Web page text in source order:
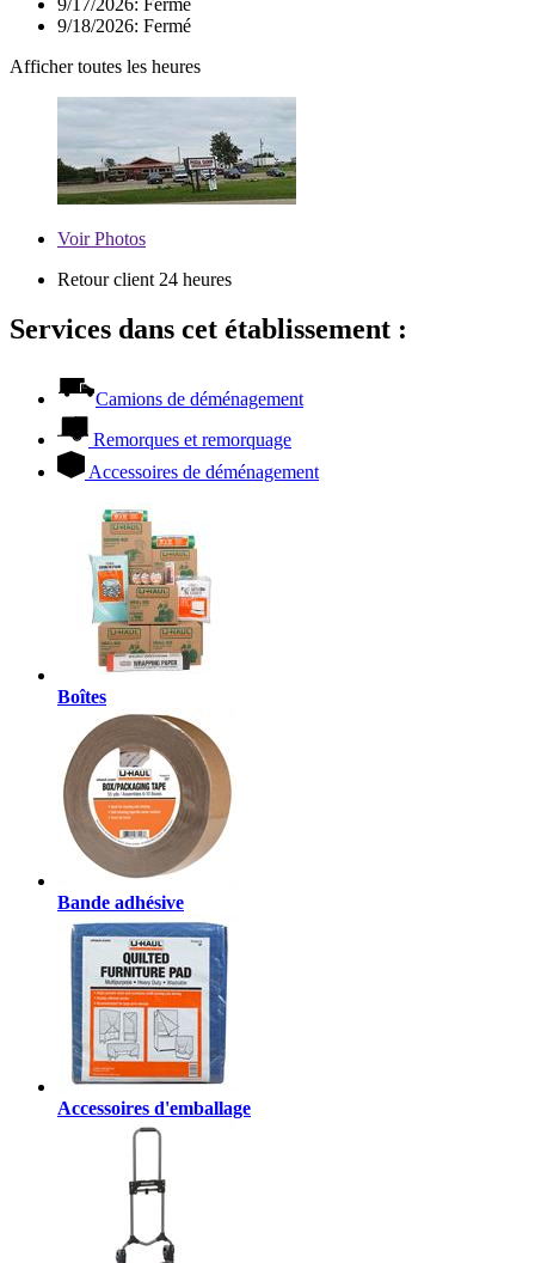
9/18/2026: Fermé
Afficher toutes les heures
VoirPhotos
Retour client 24 heures
Services dans cet établissement :
Camions de déménagement
Remorques et remorquage
Accessoires de déménagement
Boîtes
Bande adhésive
Accessoires d'emballage